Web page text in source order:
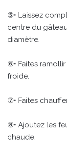
⑤• Laissez
centre du
diamètre.
⑥• Faites
froide.
⑦• Faites
⑧• Ajoutez les
chaude.